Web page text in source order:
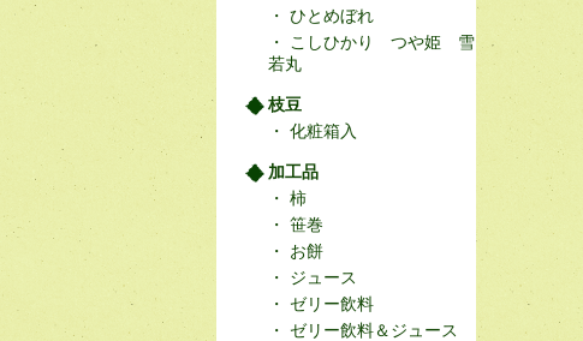
ひとめぼれ
こしひかり つや姫 雪
若丸
枝豆
化粧箱入
加工品
柿
笹巻
お餅
ジュース
ゼリー飲料
ゼリー飲料＆ジュース